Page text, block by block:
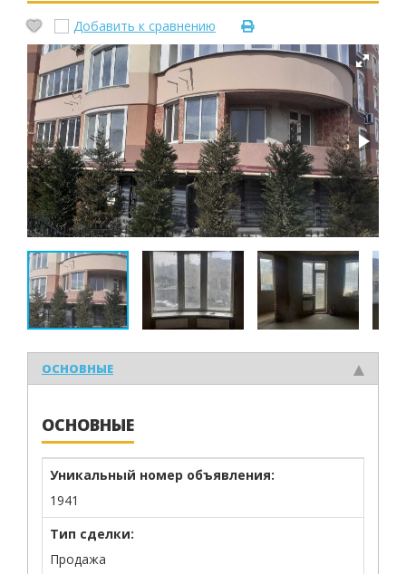
Добавить к сравнению
ОСНОВНЫЕ
ОСНОВНЫЕ
Уникальный номер объявления:
1941
Тип сделки:
Продажа